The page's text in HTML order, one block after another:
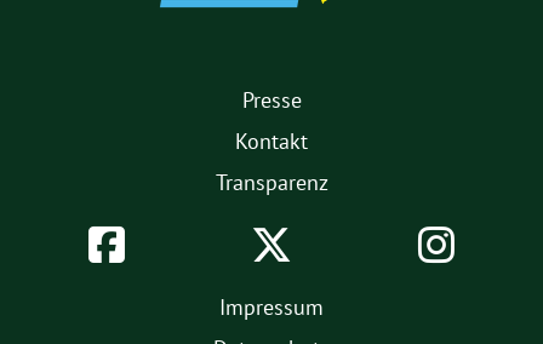
Presse
Kontakt
Transparenz
Soziale
NetzwerkeFacebook
Impressum